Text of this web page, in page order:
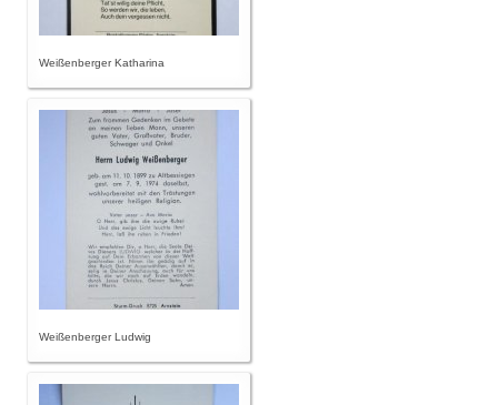
Weißenberger Katharina
Weißenberger Ludwig